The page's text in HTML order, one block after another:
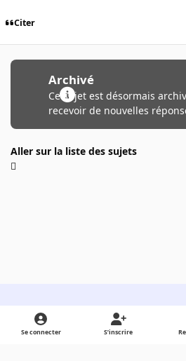
Citer
Archivé
Ce sujet est désormais
recevoir de nouvelles
Aller sur la liste des sujets
Light ModeDark ModeSystem Preference
Se connecter S’inscrire